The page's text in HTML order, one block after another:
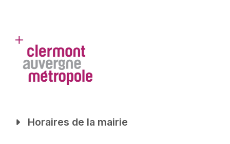
Horaires de la mairie